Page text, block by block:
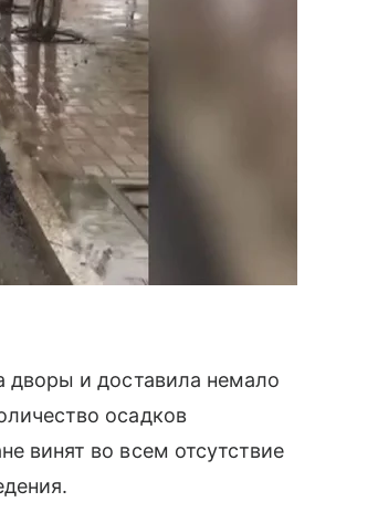
дворы и доставила немало
осадков
винят во всем отсутствие